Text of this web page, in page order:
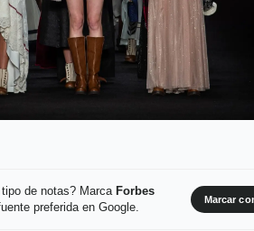
de notas? Marca Forbes
preferida en Google.
Marcar